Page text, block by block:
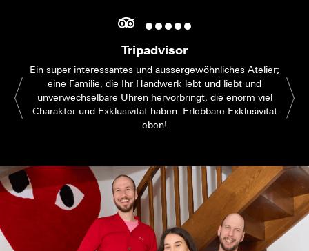
Tripadvisor
Ein super interessantes und aussergewöhnliches Atelier;
eine Familie, die Ihr Handwerk lebt und liebt und
unverwechselbare Uhren hervorbringt, die enorm viel
Charakter und Exklusivität haben. Erlebbare Exklusivität
eben!